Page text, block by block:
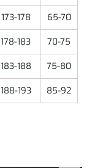
173-178 65-70
178-183 70-75
183-188 75-80
188-193 85-92